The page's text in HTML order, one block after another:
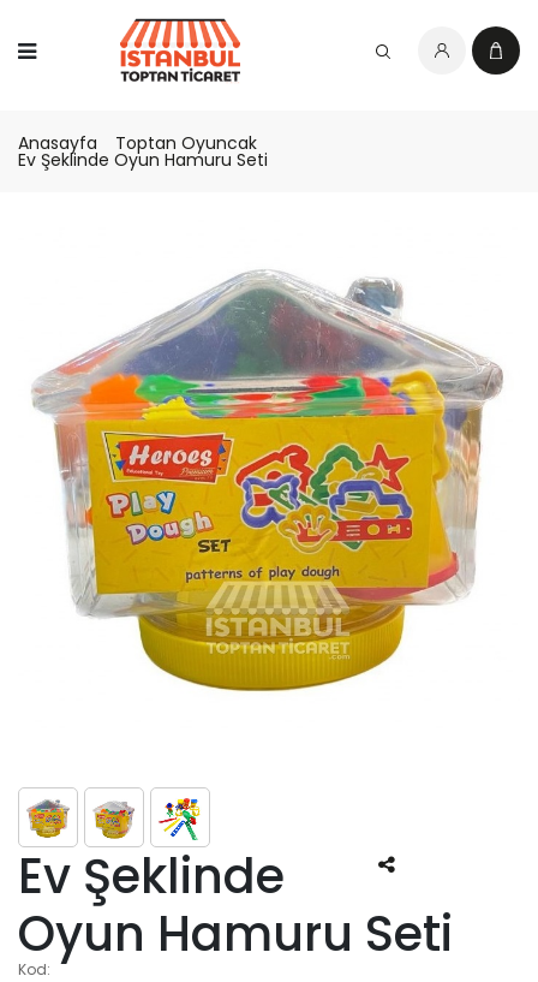
Anasayfa Toptan Oyuncak
Ev Şeklinde Oyun Hamuru Seti
Ev Şeklinde
Oyun Hamuru Seti
Kod: